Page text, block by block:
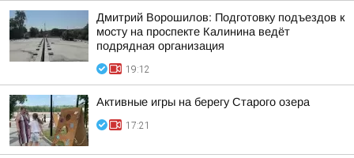
Дмитрий Ворошилов: Подготовку подъездов к
мосту на проспекте Калинина ведёт
подрядная организация
19:12
Активные игры на берегу Старого озера
17:21